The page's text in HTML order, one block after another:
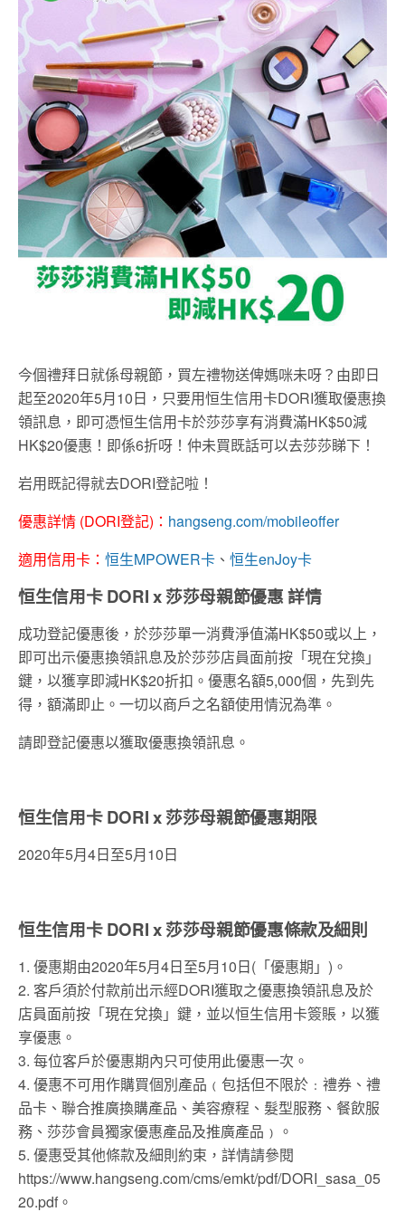
今個禮拜日就係母親節，買左禮物送俾媽咪未呀？由即日
起至2020年5月10日，只要用恒生信用卡DORI獲取優惠換
領訊息，即可憑恒生信用卡於莎莎享有消費滿HK$50減
HK$20優惠！即係6折呀！仲未買既話可以去莎莎睇下！
岩用既記得就去DORI登記啦！
優惠詳情 (DORI登記)： hangseng.com/mobileoffer
適用信用卡： 恒生MPOWER卡 、 恒生enJoy卡
恒生信用卡 DORI x 莎莎母親節優惠 詳情
成功登記優惠後，於莎莎單一消費淨值滿HK$50或以上，
即可出示優惠換領訊息及於莎莎店員面前按「現在兌換」
鍵，以獲享即減HK$20折扣。優惠名額5,000個，先到先
得，額滿即止。一切以商戶之名額使用情況為準。
請即登記優惠以獲取優惠換領訊息。
恒生信用卡 DORI x 莎莎母親節優惠期限
2020年5月4日至5月10日
恒生信用卡 DORI x 莎莎母親節優惠條款及細則
1. 優惠期由2020年5月4日至5月10日(「優惠期」)。
2. 客戶須於付款前出示經DORI獲取之優惠換領訊息及於
店員面前按「現在兌換」鍵，並以恒生信用卡簽賬，以獲
享優惠。
3. 每位客戶於優惠期內只可使用此優惠一次。
4. 優惠不可用作購買個別產品﹙包括但不限於﹕禮券、禮
品卡、聯合推廣換購產品、美容療程、髮型服務、餐飲服
務、莎莎會員獨家優惠產品及推廣產品﹚。
5. 優惠受其他條款及細則約束，詳情請參閱
https://www.hangseng.com/cms/emkt/pdf/DORI_sasa_05
20.pdf。